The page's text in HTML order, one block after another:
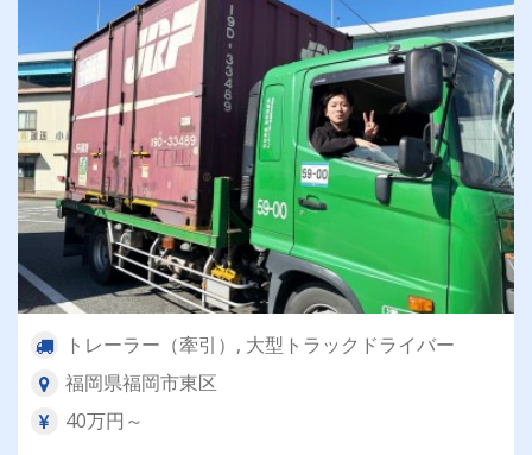
トレーラー（牽引）, 大型トラックドライバー
福岡県福岡市東区
40万円～